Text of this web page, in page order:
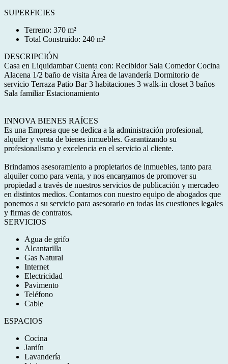
SUPERFICIES
Terreno: 370 m²
Total Construido: 240 m²
DESCRIPCIÓN
Casa en Liquidambar Cuenta con: Recibidor Sala Comedor Cocina
Alacena 1/2 baño de visita Área de lavandería Dormitorio de
servicio Terraza Patio Bar 3 habitaciones 3 walk-in closet 3 baños
Sala familiar Estacionamiento
INNOVA BIENES RAÍCES
Es una Empresa que se dedica a la administración profesional,
alquiler y venta de bienes inmuebles. Garantizando su
profesionalismo y excelencia en el servicio al cliente.
Brindamos asesoramiento a propietarios de inmuebles, tanto para
alquiler como para venta, y nos encargamos de promover su
propiedad a través de nuestros servicios de publicación y mercadeo
en distintos medios. Contamos con nuestro equipo de abogados que
ponemos a su servicio para asesorarlo en todas las cuestiones legales
y firmas de contratos.
SERVICIOS
Agua de grifo
Alcantarilla
Gas Natural
Internet
Electricidad
Pavimento
Teléfono
Cable
ESPACIOS
Cocina
Jardín
Lavandería